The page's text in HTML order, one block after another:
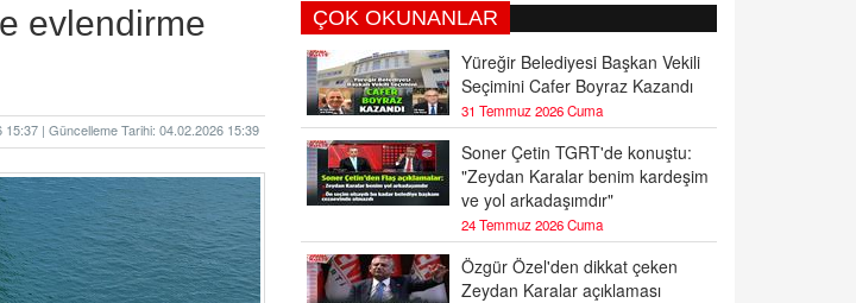
evlendirme
15:37 | Güncelleme Tarihi: 04.02.2026 15:39
ÇOK OKUNANLAR
Yüreğir Belediyesi Başkan Vekili
Seçimini Cafer Boyraz Kazandı
31 Temmuz 2026 Cuma
Soner Çetin TGRT'de konuştu:
"Zeydan Karalar benim kardeşim
ve yol arkadaşımdır"
24 Temmuz 2026 Cuma
Özgür Özel'den dikkat çeken
Zeydan Karalar açıklaması